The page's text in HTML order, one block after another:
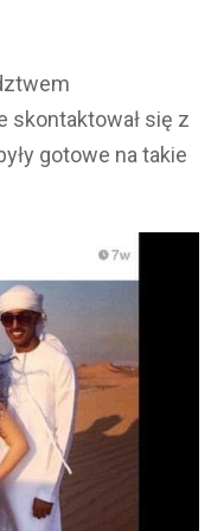
skontaktował się z
gotowe na takie